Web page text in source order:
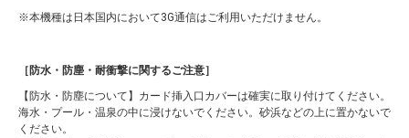
本機種は日本国内において3G通信はご利用いただけません。
［防水・防塵・耐衝撃に関するご注意］
【防水・防塵について】カード挿入口カバーは確実に取り付けてください。
海水・プール・温泉の中に浸けないでください。砂浜などの上に置かないで
ください。